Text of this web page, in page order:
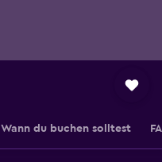
Wann du buchen solltest